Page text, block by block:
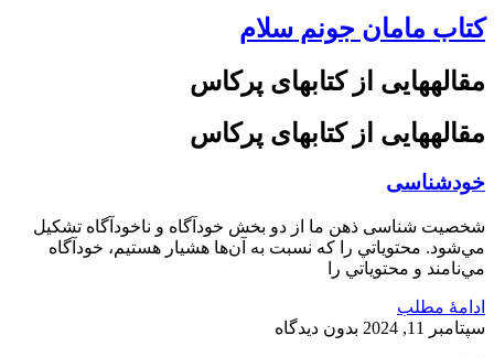
کتاب مامان جونم سلام
مقاله‎هایی از کتاب‎های پرکاس
مقاله‎هایی از کتاب‎های پرکاس
خودشناسی
شخصیت شناسی ذهن ما از دو بخش خودآگاه و ناخودآگاه تشكيل
مي‌شود. محتوياتي را كه نسبت به آن‌ها هشيار هستيم، خودآگاه
مي‌نامند و محتوياتي را
ادامۀ مطلب
سپتامبر 11, 2024
بدون دیدگاه